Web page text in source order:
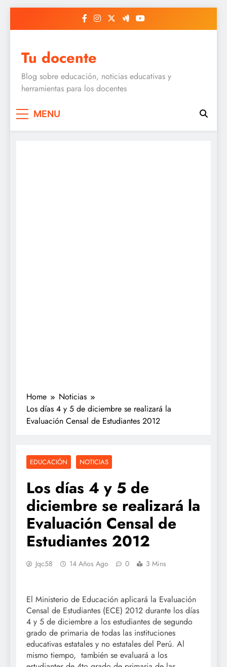
Tu docente
Blog sobre educación, noticias educativas y
herramientas para los docentes
MENU
Home
Noticias
Los días 4 y 5 de diciembre se realizará la
Evaluación Censal de Estudiantes 2012
EDUCACIÓN NOTICIAS
Los días 4 y 5 de
diciembre se realizará la
Evaluación Censal de
Estudiantes 2012
Jqc58 14 Años Ago 0 3 Mins
El Ministerio de Educación aplicará la Evaluación
Censal de Estudiantes (ECE) 2012 durante los días
4 y 5 de diciembre a los estudiantes de segundo
grado de primaria de todas las instituciones
educativas estatales y no estatales del Perú. Al
mismo tiempo, también se evaluará a los